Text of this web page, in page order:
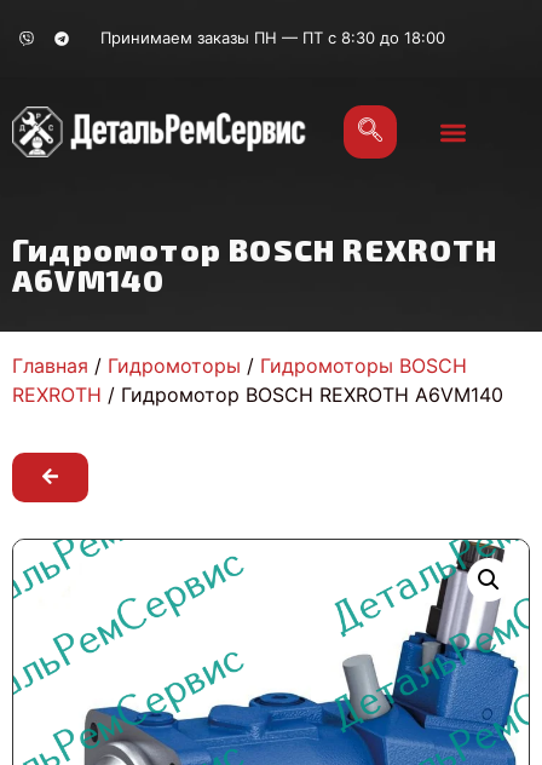
Принимаем заказы ПН — ПТ с 8:30 до 18:00
Гидромотор BOSCH REXROTH
A6VM140
Главная / Гидромоторы / Гидромоторы BOSCH
REXROTH / Гидромотор BOSCH REXROTH A6VM140